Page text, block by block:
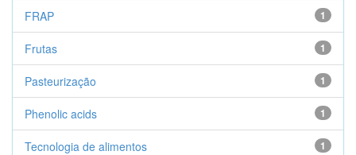
1
FRAP
1
Frutas
1
Pasteurização
1
Phenolic acids
1
Tecnologia de alimentos